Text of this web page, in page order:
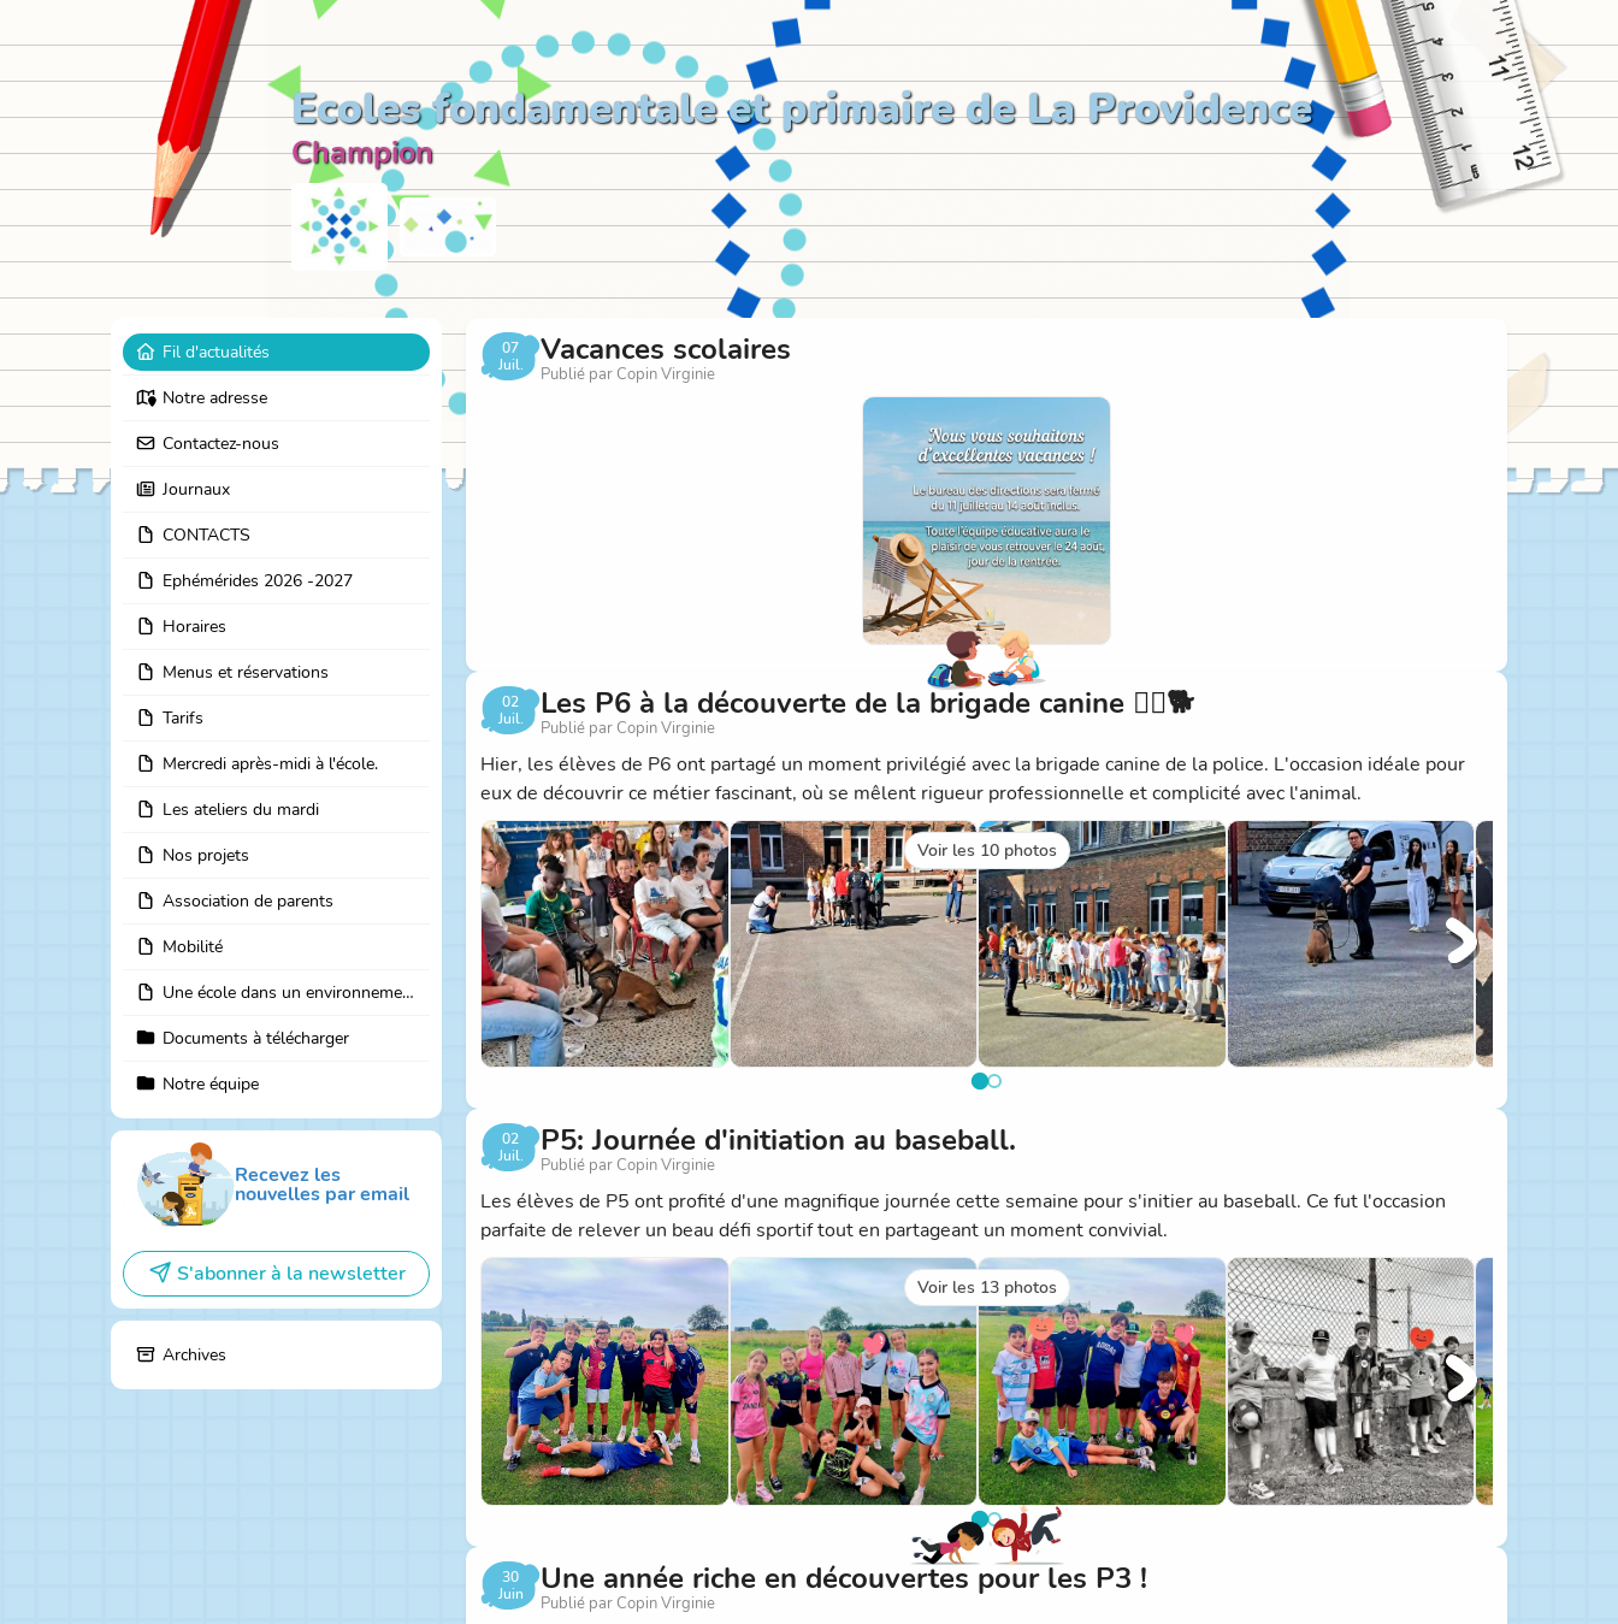
Ecoles fondamentale et primaire de La Providence
Champion
Fil d'actualités
Notre adresse
Contactez-nous
Journaux
CONTACTS
Ephémérides 2026 -2027
Horaires
Menus et réservations
Tarifs
Mercredi après-midi à l'école.
Les ateliers du mardi
Nos projets
Association de parents
Mobilité
Une école dans un environnement unique avec une histoire unique
Documents à télécharger
Notre équipe
Recevez les
nouvelles par email
S'abonner à la newsletter
Archives
07
Juil.
Vacances scolaires
Publié par Copin Virginie
02
Juil.
Les P6 à la découverte de la brigade canine 👮‍♂️🐕
Publié par Copin Virginie
Hier, les élèves de P6 ont partagé un moment privilégié avec la brigade canine de la police. L'occasion idéale pour
eux de découvrir ce métier fascinant, où se mêlent rigueur professionnelle et complicité avec l'animal.
Voir les 10 photos
02
Juil.
P5: Journée d'initiation au baseball.
Publié par Copin Virginie
Les élèves de P5 ont profité d'une magnifique journée cette semaine pour s'initier au baseball. Ce fut l'occasion
parfaite de relever un beau défi sportif tout en partageant un moment convivial.
Voir les 13 photos
30
Juin
Une année riche en découvertes pour les P3 !
Publié par Copin Virginie